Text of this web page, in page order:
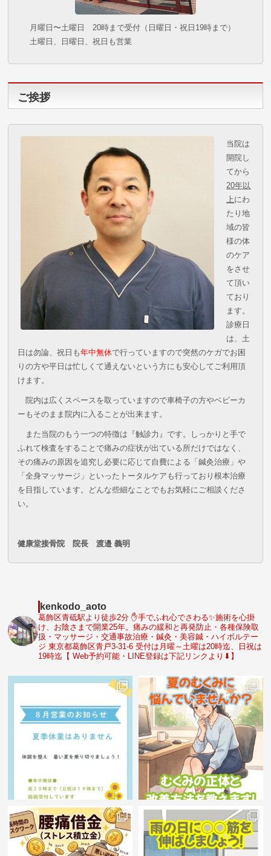
月曜日〜土曜日 20時まで受付（日曜日・祝日19時まで）
土曜日、日曜日、祝日も営業
ご挨拶
当院は
開院し
てから
20年以
上にわ
たり地
域の皆
様の体
のケア
をさせ
て頂い
ており
ます。
診療日
は、土
日は勿論、祝日も年中無休で行っていますので突然のケガでお困
りの方や平日は忙しくて通えないという方にも安心してご利用頂
けます。
院内は広くスペースを取っていますので車椅子の方やベビーカ
ーもそのまま院内に入ることが出来ます。
また当院のもう一つの特徴は『触診力』です。しっかりと手で
ふれて検査をすることで痛みの症状が出ている所だけではなく、
その痛みの原因を追究し必要に応じて自費による「鍼灸治療」や
「全身マッサージ」といったトータルケアも行っており根本治療
を目指しています。どんな些細なことでもお気軽にご相談くださ
い。
健康堂接骨院 院長 渡邉 義明
kenkodo_aoto
葛飾区青砥駅より徒歩2分 ✋手でふれ心でさわる✨施術を心掛
け、お陰さまで開業25年。痛みの緩和と再発防止・各種保険取
扱・マッサージ・交通事故治療・鍼灸・美容鍼・ハイボルテー
ジ 東京都葛飾区青戸3-31-6 受付は月曜～土曜は20時迄、日祝は
19時迄【 Web予約可能・LINE登録は下記リンクより⬇】